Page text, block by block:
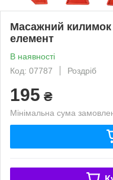
Масажний
елемент
В наявності
Код: 07787
Роздріб
195 ₴
Мінімальна сума